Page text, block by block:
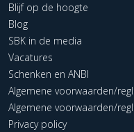
Blijf op de hoogte
Blog
SBK in de media
Vacatures
Schenken en ANBI
Algemene voorwaarden/
Algemene voorwaarden/
Privacy policy